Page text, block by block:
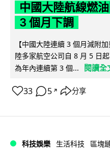
中國大陸航線燃
3 個月下調
【中國大陸連續 3 個月減附
陸多家航空公司自 8 月 5 日
為年內連續第 3 個...
閱讀全
33 5 ↗ 分享
科技娛樂 生活科技 區塊